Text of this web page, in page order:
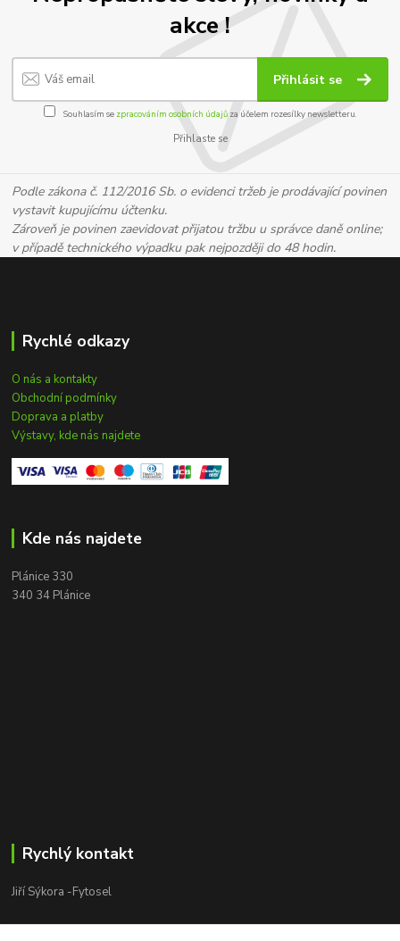
akce !
Přihlásit se
Souhlasím se zpracováním osobních údajůza účelem rozesílky newsletteru.
Přihlaste se
Podle zákona č. 112/2016 Sb. o evidenci tržeb je prodávající povinen
vystavit kupujícímu účtenku.
Zároveň je povinen zaevidovat přijatou tržbu u správce daně online;
v případě technického výpadku pak nejpozději do 48 hodin.
Rychlé odkazy
O nás a kontakty
Obchodní podmínky
Doprava a platby
Výstavy, kde nás najdete
Kde nás najdete
Plánice 330
340 34 Plánice
Rychlý kontakt
Jiří Sýkora -Fytosel